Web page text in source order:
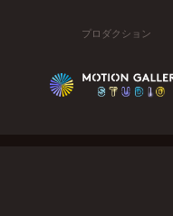
プロダクション